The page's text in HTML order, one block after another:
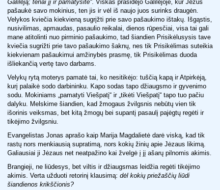
Galilėją; tenai jį ir pamatysite“. Viskas prasidėjo Galilėjoje, kur Jėzus
pašaukė savo mokinius, ten jis ir vėl iš naujo juos surinks draugėn.
Velykos kviečia kiekvieną sugrįžti prie savo pašaukimo ištakų. Išgąstis,
nusivilimas, apmaudas, pasaulio reikalai, dienos rūpesčiai, visa tai gali
mane atitolinti nuo pirminio pašaukimo, tad šiandien Prisikėlusysis tave
kviečia sugrižti prie tavo pašaukimo šaknų, nes tik Prisikėlimas suteikia
kiekvienam pašaukimui amžinybės prasmę, tik Prisikėlimas duoda
išliekančią vertę tavo darbams.
Velykų rytą moterys pamatė tai, ko nesitikėjo: tuščią kapą ir Atpirkėją,
kurį palaikė sodo darbininku. Kapo sodas tapo džiaugsmo ir gyvenimo
sodu. Mokiniams „pamatyti Viešpatį“ ir „tikėti Viešpatį“ tapo tuo pačiu
dalyku. Melskime šiandien, kad žmogaus žvilgsnis nebūtų vien tik
išorinis veiksmas, bet kitą žmogų bei supantį pasaulį pajėgtų regėti ir
tikėjimo žvilgsniu.
Evangelistas Jonas aprašo kaip Marija Magdalietė darė viską, kad tik
rastų nors menkiausią supratimą, nors kokių žinių apie Jėzaus likimą.
Galiausiai ji Jėzaus net neatpažino kai žvelgė į jį ašarų pilnomis akimis.
Brangieji, ne liūdesys, bet viltis ir džiaugsmas leidžia regėti tikėjimo
akimis. Verta užduoti retorinį klausimą: dėl kokių priežaščių liūdi
šiandienos krikščionis?